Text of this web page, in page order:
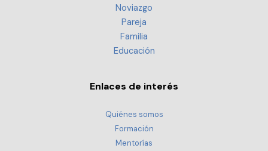
Noviazgo
Pareja
Familia
Educación
Enlaces de interés
Quiénes somos
Formación
Mentorías